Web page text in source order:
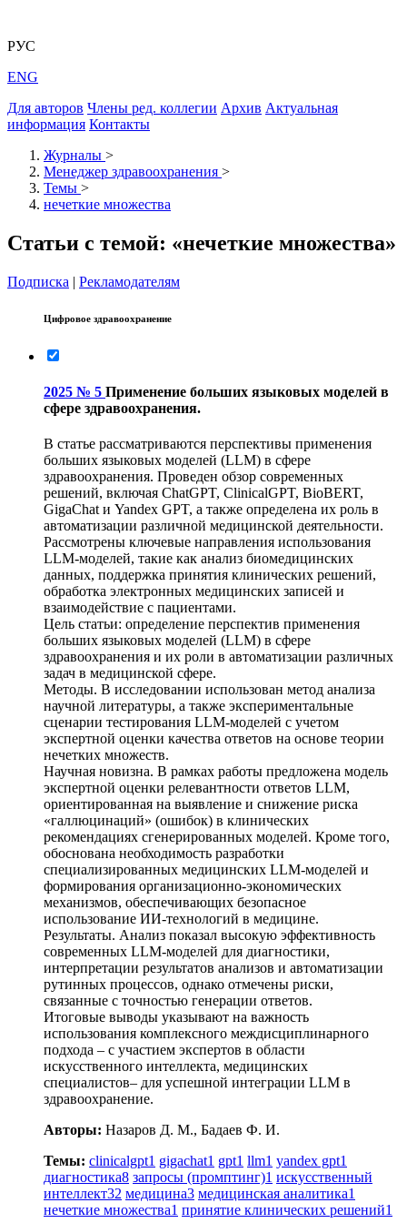
РУС
ENG
Для авторов Члены ред. коллегии Архив Актуальная
информация Контакты
Журналы >
Менеджер здравоохранения >
Темы >
нечеткие множества
Статьи с темой: «нечеткие множества»
Подписка | Рекламодателям
Цифровое здравоохранение
2025 № 5 Применение больших языковых моделей в
сфере здравоохранения.
В статье рассматриваются перспективы применения
больших языковых моделей (LLM) в сфере
здравоохранения. Проведен обзор современных
решений, включая ChatGPT, ClinicalGPT, BioBERT,
GigaChat и Yandex GPT, а также определена их роль в
автоматизации различной медицинской деятельности.
Рассмотрены ключевые направления использования
LLM-моделей, такие как анализ биомедицинских
данных, поддержка принятия клинических решений,
обработка электронных медицинских записей и
взаимодействие с пациентами.
Цель статьи: определение перспектив применения
больших языковых моделей (LLM) в сфере
здравоохранения и их роли в автоматизации различных
задач в медицинской сфере.
Методы. В исследовании использован метод анализа
научной литературы, а также экспериментальные
сценарии тестирования LLM-моделей с учетом
экспертной оценки качества ответов на основе теории
нечетких множеств.
Научная новизна. В рамках работы предложена модель
экспертной оценки релевантности ответов LLM,
ориентированная на выявление и снижение риска
«галлюцинаций» (ошибок) в клинических
рекомендациях сгенерированных моделей. Кроме того,
обоснована необходимость разработки
специализированных медицинских LLM-моделей и
формирования организационно-экономических
механизмов, обеспечивающих безопасное
использование ИИ-технологий в медицине.
Результаты. Анализ показал высокую эффективность
современных LLM-моделей для диагностики,
интерпретации результатов анализов и автоматизации
рутинных процессов, однако отмечены риски,
связанные с точностью генерации ответов.
Итоговые выводы указывают на важность
использования комплексного междисциплинарного
подхода – с участием экспертов в области
искусственного интеллекта, медицинских
специалистов– для успешной интеграции LLM в
здравоохранение.
Авторы: Назаров Д. М., Бадаев Ф. И.
Темы: clinicalgpt1 gigachat1 gpt1 llm1 yandex gpt1
диагностика8 запросы (промптинг)1 искусственный
интеллект32 медицина3 медицинская аналитика1
нечеткие множества1 принятие клинических решений1